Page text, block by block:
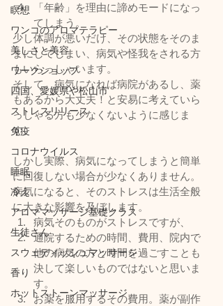
瞑想
ワンコのアロマテラピー
美しさと美容
ワークショップ
四国、愛媛県や松山市
ストレスリリース
免疫
コロナウイルス
睡眠
冷え
アロママッサージ基礎クラス
生徒さん
スウェディッシュマッサージ
香り
ホットストーンマッサージ
「年齢」を理由に諦めモードになっ
てしまう。
少し体調が悪いだけ、その状態をそのま
まにしてしまい、病気や怪我をされる方
もいらっしゃいます。
そして、病気になれば病院があるし、薬
もあるから大丈夫！と安易に考えていら
っしゃる方も少なくないように感じま
す。
しかし実際、病気になってしまうと簡単
に回復しない場合が少なくありません。
病気になると、そのストレスは生活全般
に大きな影響を及ぼします。
病気そのものがストレスですが、
通院するための時間、費用、院内で
他の病気の方と時間を過ごすことも
決して楽しいものではないと思いま
す。
お薬を服用するその費用。薬が副作